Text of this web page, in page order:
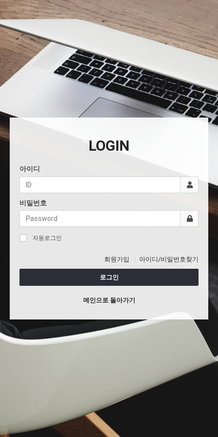
LOGIN
아이디
비밀번호
자동로그인
회원가입 아이디/비밀번호찾기
로그인
메인으로 돌아가기